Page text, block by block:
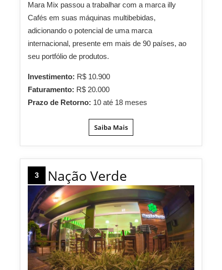
Mara Mix passou a trabalhar com a marca illy
Cafés em suas máquinas multibebidas,
adicionando o potencial de uma marca
internacional, presente em mais de 90 países, ao
seu portfólio de produtos.
Investimento: R$ 10.900
Faturamento: R$ 20.000
Prazo de Retorno: 10 até 18 meses
Saiba Mais
3 Nação Verde